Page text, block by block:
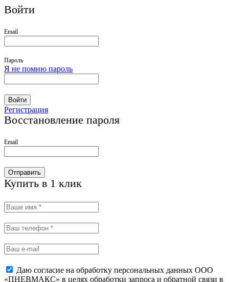
Войти
Email
Пароль
Я не помню пароль
Войти
Регистрация
Восстановление пароля
Email
Отправить
Купить в 1 клик
Даю согласие на обработку персональных данных ООО
«ПНЕВМАКС» в целях обработки запроса и обратной связи в